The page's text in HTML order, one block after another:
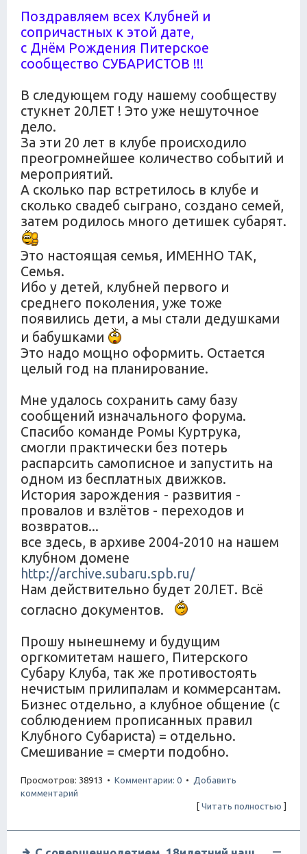
Поздравляем всех Клубней и
сопричастных к этой дате,
с Днём Рождения Питерское
сообщество СУБАРИСТОВ !!!
В следующем году нашему сообществу
стукнет 20ЛЕТ ! Это уже нешуточное
дело.
За эти 20 лет в клубе происходило
преогромнейшее количество событий и
мероприятий.
А сколько пар встретилось в клубе и
сколько свадеб сыграно, создано семей,
затем родилось много детишек субарят.
Это настоящая семья, ИМЕННО ТАК,
Семья.
Ибо у детей, клубней первого и
среднего поколения, уже тоже
появились дети, а мы стали дедушками
и бабушками
Это надо мощно оформить. Остается
целый год на планирование.
Мне удалось сохранить саму базу
сообщений изначального форума.
Спасибо команде Ромы Куртрука,
смогли практически без потерь
распарсить самописное и запустить на
одном из бесплатных движков.
История зарождения - развития -
провалов и взлётов - переходов и
возвратов...
все здесь, в архиве 2004-2010 на нашем
клубном домене
http://archive.subaru.spb.ru/
Нам действительно будет 20ЛЕТ. Всё
согласно документов.
Прошу нынешнему и будущим
оргкомитетам нашего, Питерского
Субару Клуба, так же противостоять
нечистым прилипалам и коммерсантам.
Бизнес отдельно, а клубное общение (с
соблюдением прописанных правил
Клубного Субариста) = отдельно.
Смешивание = смерти подобно.
Просмотров: 38913 • Комментарии: 0 •
Добавить
комментарий
[ Читать полностью ]